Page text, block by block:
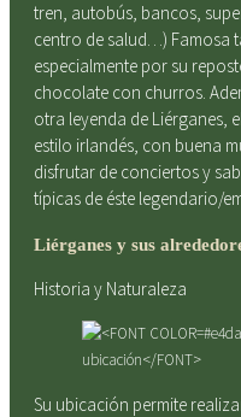
tren, autobús, bancos,
centro de salud…) Famosa
especialmente por su
chocolate con churros.
otra leyenda de Liérganes,
estilo irlandés, con buena
disfrutar de conciertos y
típicas de éste legendario/
Liérganes y sus
Historia y Naturaleza
Su ubicación permite